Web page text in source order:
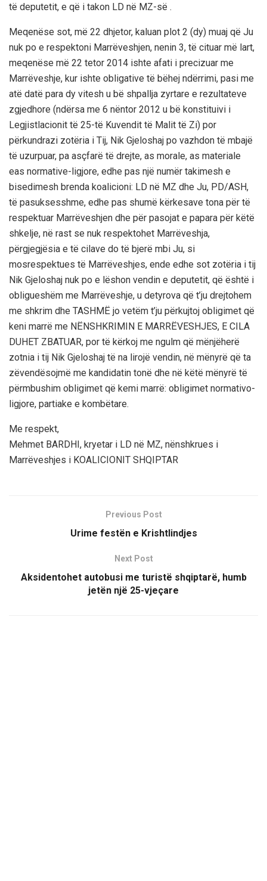
të deputetit, e që i takon LD në MZ-së .
Meqenëse sot, më 22 dhjetor, kaluan plot 2 (dy) muaj që Ju
nuk po e respektoni Marrëveshjen, nenin 3, të cituar më lart,
meqenëse më 22 tetor 2014 ishte afati i precizuar me
Marrëveshje, kur ishte obligative të bëhej ndërrimi, pasi me
atë datë para dy vitesh u bë shpallja zyrtare e rezultateve
zgjedhore (ndërsa me 6 nëntor 2012 u bë konstituivi i
Legjistlacionit të 25-të Kuvendit të Malit të Zi) por
përkundrazi zotëria i Tij, Nik Gjeloshaj po vazhdon të mbajë
të uzurpuar, pa asçfarë të drejte, as morale, as materiale
eas normative-ligjore, edhe pas një numër takimesh e
bisedimesh brenda koalicioni: LD në MZ dhe Ju, PD/ASH,
të pasuksesshme, edhe pas shumë kërkesave tona për të
respektuar Marrëveshjen dhe për pasojat e papara për këtë
shkelje, në rast se nuk respektohet Marrëveshja,
përgjegjësia e të cilave do të bjerë mbi Ju, si
mosrespektues të Marrëveshjes, ende edhe sot zotëria i tij
Nik Gjeloshaj nuk po e lëshon vendin e deputetit, që është i
obligueshëm me Marrëveshje, u detyrova që t’ju drejtohem
me shkrim dhe TASHMË jo vetëm t’ju përkujtoj obligimet që
keni marrë me NËNSHKRIMIN E MARRËVESHJES, E CILA
DUHET ZBATUAR, por të kërkoj me ngulm që mënjëherë
zotnia i tij Nik Gjeloshaj të na lirojë vendin, në mënyrë që ta
zëvendësojmë me kandidatin tonë dhe në këtë mënyrë të
përmbushim obligimet që kemi marrë: obligimet normativo-
ligjore, partiake e kombëtare.
Me respekt,
Mehmet BARDHI, kryetar i LD në MZ, nënshkrues i
Marrëveshjes i KOALICIONIT SHQIPTAR
Previous Post
Urime festën e Krishtlindjes
Next Post
Aksidentohet autobusi me turistë shqiptarë, humb
jetën një 25-vjeçare